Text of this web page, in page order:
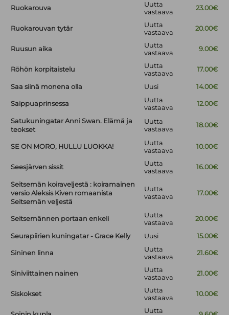
Ruokarouva
Uutta
vastaava
23.00€
Ruokarouvan tytär
Uutta
vastaava
20.00€
Ruusun aika
Uutta
vastaava
9.00€
Röhön korpitaistelu
Uutta
vastaava
17.00€
Saa siinä monena olla Uusi 14.00€
Saippuaprinsessa
Uutta
vastaava
12.00€
Satukuningatar Anni Swan. Elämä ja
teokset
Uutta
vastaava
18.00€
SE ON MORO, HULLU LUOKKA!
Uutta
vastaava
10.00€
Seesjärven sissit
Uutta
vastaava
16.00€
Seitsemän koiraveljestä : koiramainen
versio Aleksis Kiven romaanista
Seitsemän veljestä
Uutta
vastaava
17.00€
Seitsemännen portaan enkeli
Uutta
vastaava
20.00€
Seurapiirien kuningatar - Grace Kelly Uusi 15.00€
Sininen linna
Uutta
vastaava
21.60€
Siniviittainen nainen
Uutta
vastaava
21.00€
Siskokset
Uutta
vastaava
10.00€
Uutta